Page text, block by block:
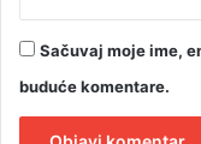
Sačuvaj moje ime,
buduće komentare.